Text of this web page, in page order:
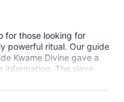
mother, aunty, and
locations
of these locations,
been reworked to be
there perfectly balanced
location (and the
with the impact and
same spot, hundreds
for those looking for
powerful ritual. Our guide
Kwame Divine gave a
The slave
difficult experience.
possible so there is space